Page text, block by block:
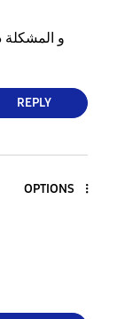
و
REPLY
OPTIONS